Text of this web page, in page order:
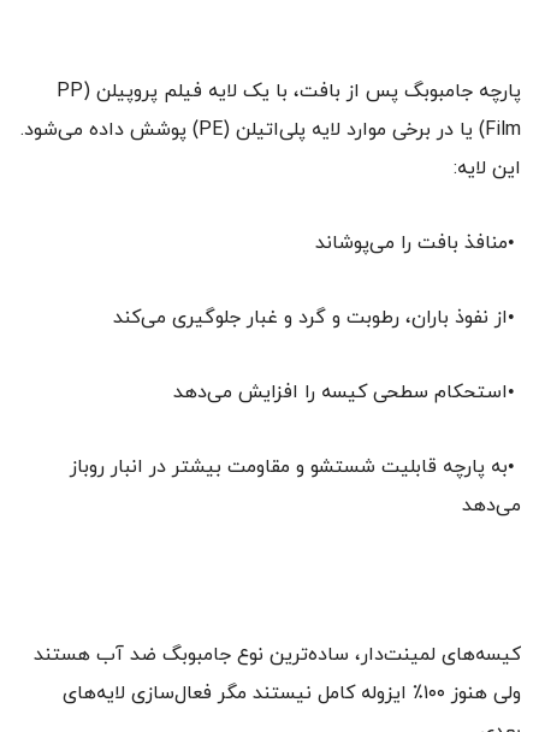
پارچه جامبوبگ پس از بافت، با یک لایه فیلم پروپیلن (PP
Film) یا در برخی موارد لایه پلی‌اتیلن (PE) پوشش داده می‌شود.
این لایه:
•منافذ بافت را می‌پوشاند
•از نفوذ باران، رطوبت و گرد و غبار جلوگیری می‌کند
•استحکام سطحی کیسه را افزایش می‌دهد
•به پارچه قابلیت شستشو و مقاومت بیشتر در انبار روباز
می‌دهد
کیسه‌های لمینت‌دار، ساده‌ترین نوع جامبوبگ ضد آب هستند
ولی هنوز ۱۰۰٪ ایزوله کامل نیستند مگر فعال‌سازی لایه‌های